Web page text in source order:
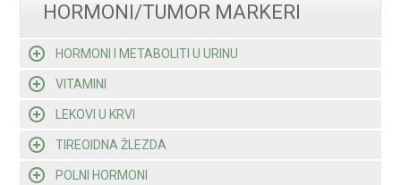
HORMONI/TUMOR MARKERI
HORMONI I METABOLITI U URINU
VITAMINI
LEKOVI U KRVI
TIREOIDNA ŽLEZDA
POLNI HORMONI